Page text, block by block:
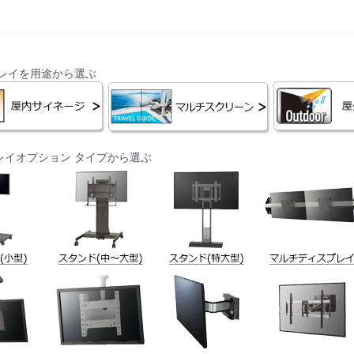
イを用途から選ぶ
イオプション タイプから選ぶ